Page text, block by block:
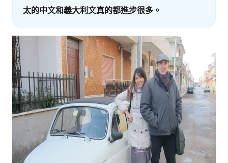
太的中文和義大利文真的都進步很多。